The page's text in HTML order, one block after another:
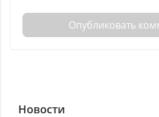
Опубликовать
Новости